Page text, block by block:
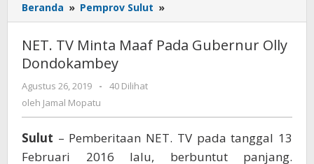
Beranda » Pemprov Sulut »
TV
Minta
Maaf
NET. TV Minta Maaf Pada Gubernur Olly
Dondokambey
Agustus 26, 2019
oleh
Jamal
-
40 Dilihat
oleh Jamal Mopatu
Sulut – Pemberitaan NET. TV pada tanggal 13
Februari 2016 lalu, berbuntut panjang.